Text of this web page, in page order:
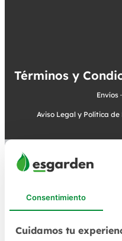
Términos y
Envíos ·
Aviso Legal y Política
Consentimiento
Cuidamos tu